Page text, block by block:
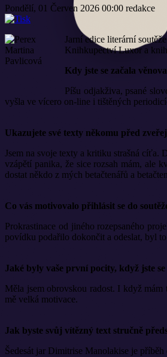
Pondělí, 01 Červen 2026 00:00 redakce
Jarní edice literární
Knihkupectví Luxor a
Kdy jste se začala
Píšu odjakživa, psané
vyšla ve vícero on-line i tištěných
Ukazujete své texty někomu před
Jsem na svoje texty a kritiku strašná cíťa.
vzápětí panika, že sice rozsah mám, ale
dostat někdo z mých betačtenářů a
Co vás motivovalo přihlásit se do
Prokrastinace od jiného rozepsaného
povídku podařilo dokončit a odeslat, byl
Jaké byly vaše první pocity, když jste
Měla jsem obrovskou radost. I když mám
mě velká motivace.
Jak byste svůj vítězný text stručně
Šedesát jar Dimitrise Manolakise je